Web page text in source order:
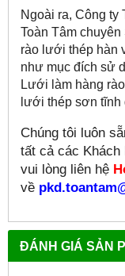
Ngoài ra, Công
Toàn Tâm
rào lưới thép hàn
như mục đích sử
Lưới làm hàng
lưới thép sơn tĩnh
Chúng tôi luôn
tất cả các Khách
vui lòng liên hệ
về
ĐÁNH GIÁ SẢN